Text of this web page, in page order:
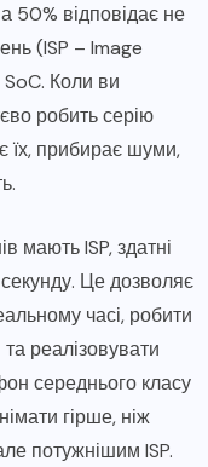
50% відповідає не
(ISP – Image
Коли ви
робить серію
їх, прибирає шуми,
мають ISP, здатні
секунду. Це дозволяє
часі, робити
реалізовувати
середнього класу
гірше, ніж
потужнішим ISP.